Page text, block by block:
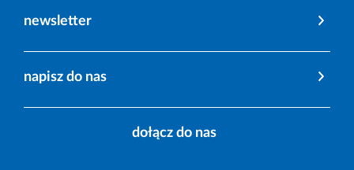
newsletter
napisz do nas
dołącz do nas